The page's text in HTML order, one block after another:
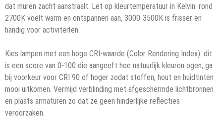
dat muren zacht aanstraalt. Let op kleurtemperatuur in Kelvin: rond
2700K voelt warm en ontspannen aan, 3000-3500K is frisser en
handig voor activiteiten.
Kies lampen met een hoge CRI-waarde (Color Rendering Index): dit
is een score van 0-100 die aangeeft hoe natuurlijk kleuren ogen; ga
bij voorkeur voor CRI 90 of hoger zodat stoffen, hout en huidtinten
mooi uitkomen. Vermijd verblinding met afgeschermde lichtbronnen
en plaats armaturen zo dat ze geen hinderlijke reflecties
veroorzaken.